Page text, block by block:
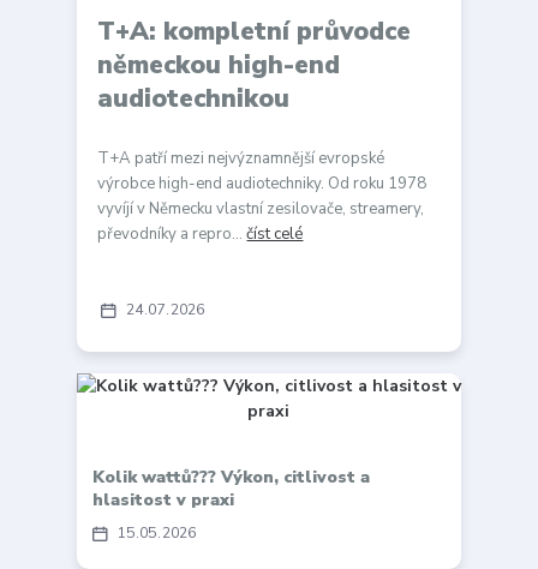
24 07 2026
T+A: kompletní průvodce
německou high-end
audiotechnikou
T+A patří mezi nejvýznamnější evropské
výrobce high-end audiotechniky. Od roku 1978
vyvíjí v Německu vlastní zesilovače, streamery,
převodníky a repro...číst celé
15 05 2026
Kolik wattů??? Výkon, citlivost a
hlasitost v praxi